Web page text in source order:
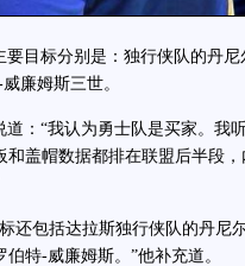
目标分别是：独行侠队的丹尼
廉姆斯三世。
：“我认为勇士队是买家。我
盖帽数据都排在联盟后半段
包括达拉斯独行侠队的丹尼
特-威廉姆斯。”他补充道。